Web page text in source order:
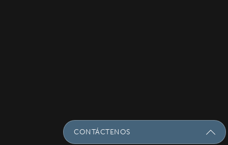
CONTÁCTENOS